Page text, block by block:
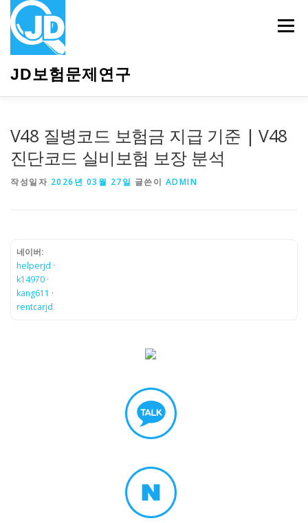
JD보험문제연구
메뉴
V48 질병코드 보험금 지급 기준 | V48
진단코드 실비보험 보장 분석
작성일자 2026년 03월 27일 글쓴이 ADMIN
네이버:
helperjd ·
k14970 ·
kang611 ·
rentcarjd